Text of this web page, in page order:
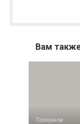
Вам
Полезное